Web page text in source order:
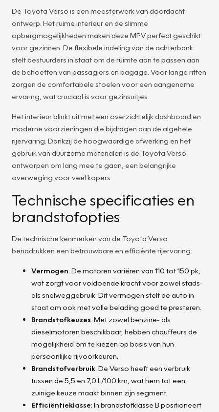
De Toyota Verso is een meesterwerk van doordacht
ontwerp. Het ruime interieur en de slimme
opbergmogelijkheden maken deze MPV perfect geschikt
voor gezinnen. De flexibele indeling van de achterbank
stelt bestuurders in staat om de ruimte aan te passen aan
de behoeften van passagiers en bagage. Voor lange ritten
zorgen de comfortabele stoelen voor een aangename
ervaring, wat cruciaal is voor gezinsuitjes.
Het interieur blinkt uit met een overzichtelijk dashboard en
moderne voorzieningen die bijdragen aan de algehele
rijervaring. Dankzij de hoogwaardige afwerking en het
gebruik van duurzame materialen is de Toyota Verso
ontworpen om lang mee te gaan, een belangrijke
overweging voor veel kopers.
Technische specificaties en
brandstofopties
De technische kenmerken van de Toyota Verso
benadrukken een betrouwbare en efficiënte rijervaring:
Vermogen: De motoren variëren van 110 tot 150 pk,
wat zorgt voor voldoende kracht voor zowel stads-
als snelweggebruik. Dit vermogen stelt de auto in
staat om ook met volle belading goed te presteren.
Brandstofkeuzes: Met zowel benzine- als
dieselmotoren beschikbaar, hebben chauffeurs de
mogelijkheid om te kiezen op basis van hun
persoonlijke rijvoorkeuren.
Brandstofverbruik: De Verso heeft een verbruik
tussen de 5,5 en 7,0 L/100 km, wat hem tot een
zuinige keuze maakt binnen zijn segment.
Efficiëntieklasse: In brandstofklasse B positioneert